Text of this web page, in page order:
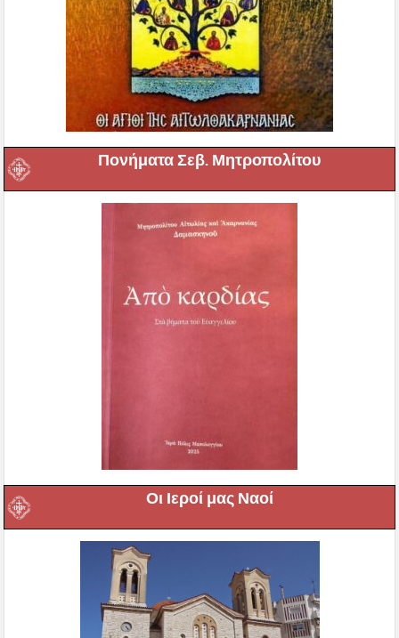
Πονήματα Σεβ. Μητροπολίτου
Οι Ιεροί μας Ναοί